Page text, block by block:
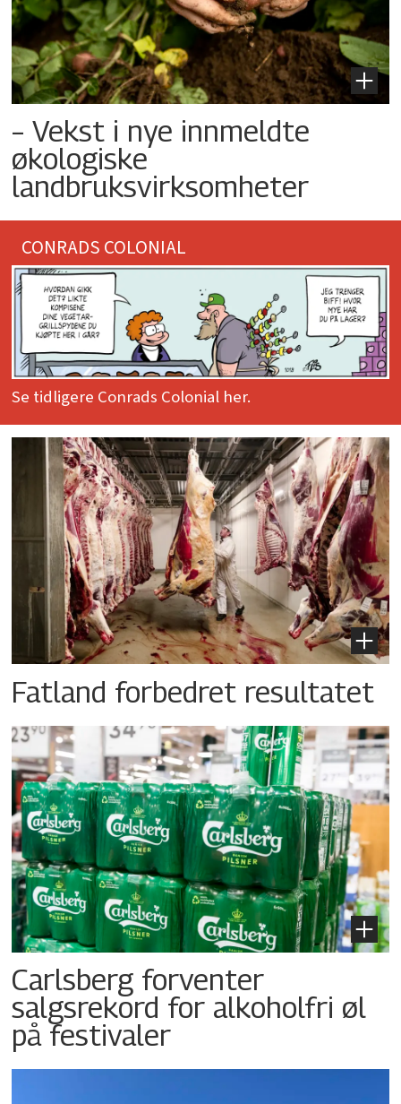
– Vekst i nye innmeldte
økologiske
landbruksvirksomheter
CONRADS COLONIAL
Se tidligere Conrads Colonial her.
Fatland forbedret resultatet
Carlsberg forventer
salgsrekord for alkoholfri øl
på festivaler